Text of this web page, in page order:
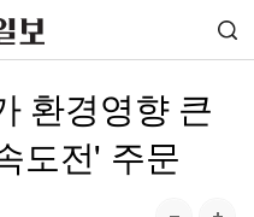
환경영향 큰
도전' 주문